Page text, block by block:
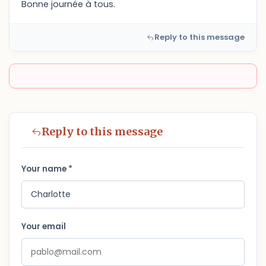
Bonne journée à tous.
Reply to this message
Reply to this message
Your name *
Your email